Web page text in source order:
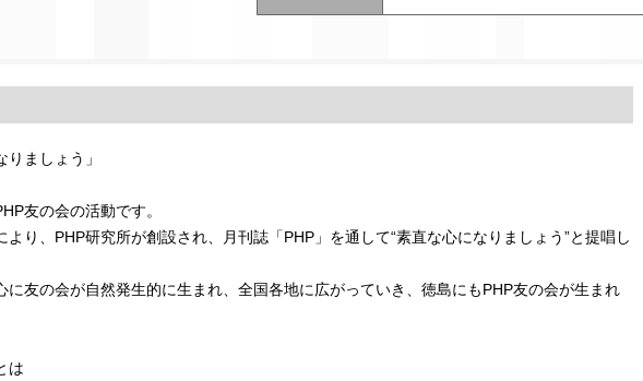
りましょう」
友の会の活動です。
より、PHP研究所が創設され、月刊誌「PHP」を通して“素直な心になりましょう”と提唱し
に友の会が自然発生的に生まれ、全国各地に広がっていき、徳島にもPHP友の会が生まれ
は